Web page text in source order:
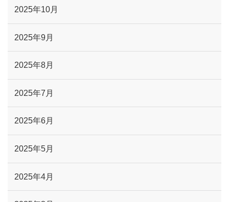
2025年10月
2025年9月
2025年8月
2025年7月
2025年6月
2025年5月
2025年4月